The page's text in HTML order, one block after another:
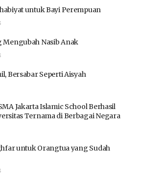
untuk Bayi Perempuan
Mengubah Nasib Anak
Bersabar Seperti Aisyah
Jakarta Islamic School Berhasil
Ternama di Berbagai Negara
untuk Orangtua yang Sudah